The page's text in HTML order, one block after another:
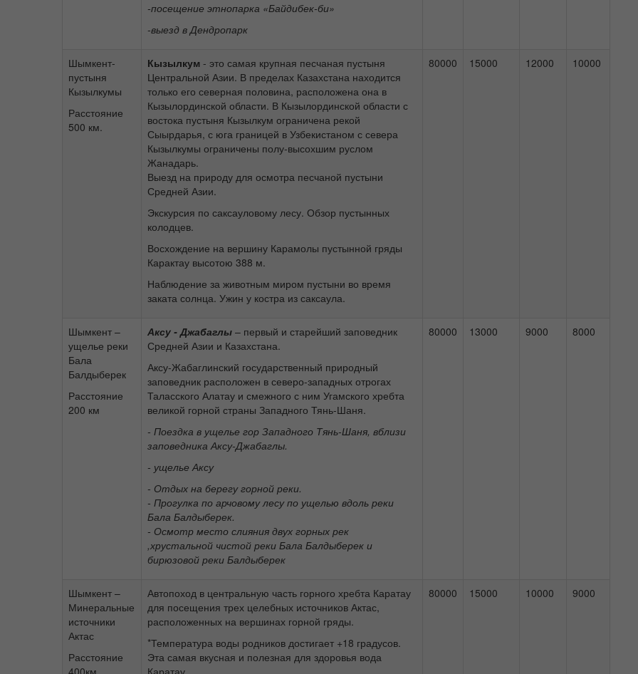
-посещение этнопарка «Байдибек-би»
-выезд в Дендропарк
Шымкент-
пустыня
Кызылкумы
Расстояние
500 км.
Кызылкум - это самая крупная песчаная пустыня
Центральной Азии. В пределах Казахстана находится
только его северная половина, расположена она в
Кызылординской области. В Кызылординской области с
востока пустыня Кызылкум ограничена рекой
Сыырдарья, с юга границей в Узбекистаном с севера
Кызылкумы ограничены полу-высохшим руслом
Жанадарь.
Выезд на природу для осмотра песчаной пустыни
Средней Азии.
Экскурсия по саксауловому лесу. Обзор пустынных
колодцев.
Восхождение на вершину Карамолы пустынной гряды
Карактау высотою 388 м.
Наблюдение за животным миром пустыни во время
заката солнца. Ужин у костра из саксаула.
80000 15000 12000 10000
Шымкент –
ущелье реки
Бала
Балдыберек
Расстояние
200 км
Аксу - Джабаглы – первый и старейший заповедник
Средней Азии и Казахстана.
Аксу-Жабаглинский государственный природный
заповедник расположен в северо-западных отрогах
Таласского Алатау и смежного с ним Угамского хребта
великой горной страны Западного Тянь-Шаня.
- Поездка в ущелье гор Западного Тянь-Шаня, вблизи
заповедника Аксу-Джабаглы.
- ущелье Аксу
- Отдых на берегу горной реки.
- Прогулка по арчовому лесу по ущелью вдоль реки
Бала Балдыберек.
- Осмотр место слияния двух горных рек
,хрустальной чистой реки Бала Балдыберек и
бирюзовой реки Балдыберек
80000 13000 9000 8000
Шымкент –
Минеральные
источники
Актас
Расстояние
400км.
Автопоход в центральную часть горного хребта Каратау
для посещения трех целебных источников Актас,
расположенных на вершинах горной гряды.
*Температура воды родников достигает +18 градусов.
Эта самая вкусная и полезная для здоровья вода
Каратау.
80000 15000 10000 9000